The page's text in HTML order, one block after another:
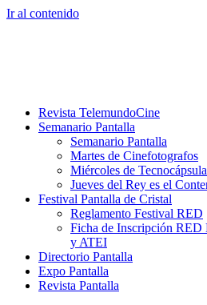
Ir al contenido
Revista TelemundoCine
Semanario Pantalla
Semanario Pantalla
Martes de Cinefotografos
Miércoles de
Jueves del Rey es el
Festival Pantalla de Cristal
Reglamento Festival RED
Ficha de Inscripción RED
y ATEI
Directorio Pantalla
Expo Pantalla
Revista Pantalla